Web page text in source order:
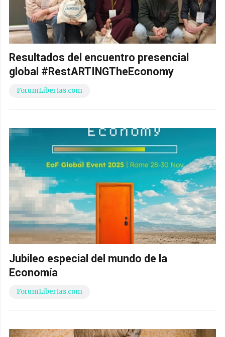
Resultados del encuentro presencial
global #RestARTINGTheEconomy
ForumLibertas.com
Jubileo especial del mundo de la
Economía
ForumLibertas.com